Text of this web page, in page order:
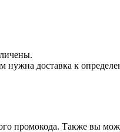
доставка к
промокода. Также вы